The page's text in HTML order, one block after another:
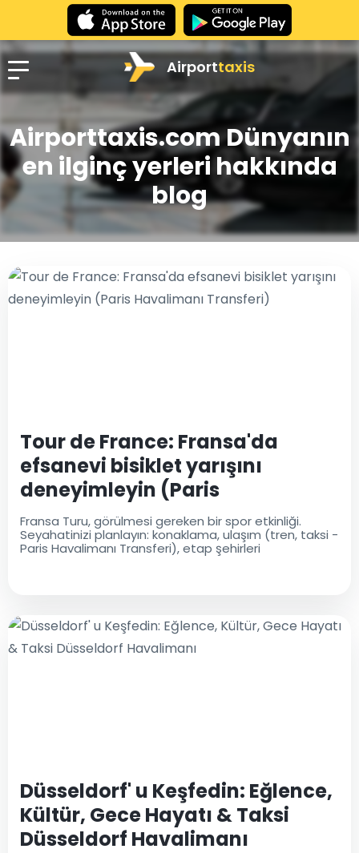
Airporttaxis
Airporttaxis.com Dünyanın
en ilginç yerleri hakkında
blog
Tour de France: Fransa'da
efsanevi bisiklet yarışını
deneyimleyin (Paris
Havalimanı Transferi)
Fransa Turu, görülmesi gereken bir spor etkinliği.
Seyahatinizi planlayın: konaklama, ulaşım (tren, taksi -
Paris Havalimanı Transferi), etap şehirleri
Düsseldorf' u Keşfedin: Eğlence,
Kültür, Gece Hayatı & Taksi
Düsseldorf Havalimanı